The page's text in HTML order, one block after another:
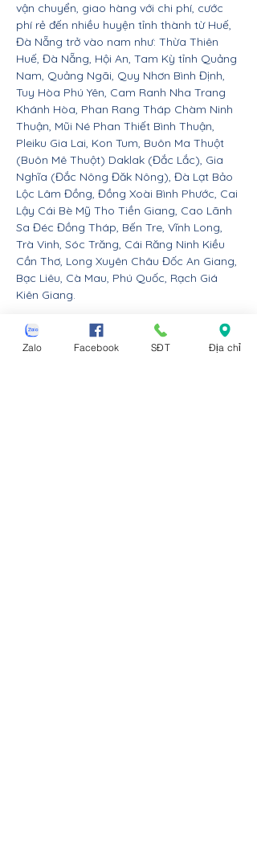
vận chuyển, giao hàng với chi phí, cước
phí rẻ đến nhiều huyện tỉnh thành từ Huế,
Đà Nẵng trở vào nam như: Thừa Thiên
Huế, Đà Nẵng, Hội An, Tam Kỳ tỉnh Quảng
Nam, Quảng Ngãi, Quy Nhơn Bình Định,
Tuy Hòa Phú Yên, Cam Ranh Nha Trang
Khánh Hòa, Phan Rang Tháp Chàm Ninh
Thuận, Mũi Né Phan Thiết Bình Thuận,
Pleiku Gia Lai, Kon Tum, Buôn Ma Thuột
(Buôn Mê Thuột) Daklak (Đắc Lắc), Gia
Nghĩa (Đắc Nông Đăk Nông), Đà Lạt Bảo
Lộc Lâm Đồng, Đồng Xoài Bình Phước, Cai
Lậy Cái Bè Mỹ Tho Tiền Giang, Cao Lãnh
Sa Đéc Đồng Tháp, Bến Tre, Vĩnh Long,
Trà Vinh, Sóc Trăng, Cái Răng Ninh Kiều
Cần Thơ, Long Xuyên Châu Đốc An Giang,
Bạc Liêu, Cà Mau, Phú Quốc, Rạch Giá
Kiên Giang.
Nội thất Linco giao hàng cho các huyện,
thị xã tx, tp thành phố tỉnh thành từ Đà
Zalo Facebook SĐT Địa chỉ